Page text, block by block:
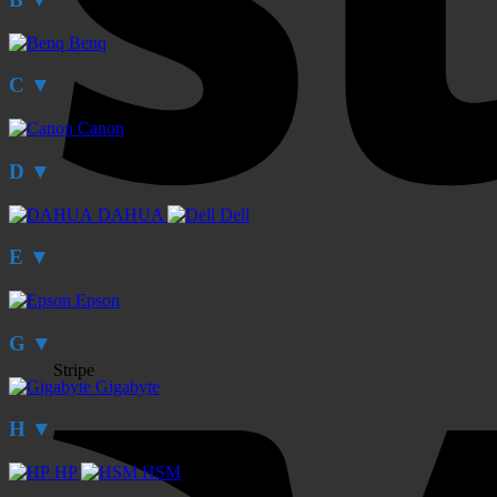
Stripe
Benq
C ▼
Canon
D ▼
DAHUA Dell
E ▼
Epson
G ▼
Gigabyte
H ▼
HP HSM